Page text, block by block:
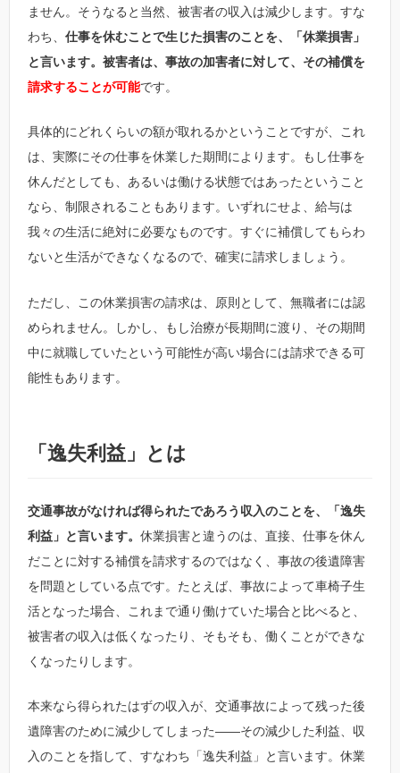
ません。そうなると当然、被害者の収入は減少します。すな
わち、 仕事を休むことで生じた損害のことを、「休業損害」
と言います。被害者は、事故の加害者に対して、その補償を
請求することが可能です。
具体的にどれくらいの額が取れるかということですが、これ
は、実際にその仕事を休業した期間によります。もし仕事を
休んだとしても、あるいは働ける状態ではあったということ
なら、制限されることもあります。いずれにせよ、給与は
我々の生活に絶対に必要なものです。すぐに補償してもらわ
ないと生活ができなくなるので、確実に請求しましょう。
ただし、この休業損害の請求は、原則として、無職者には認
められません。しかし、もし治療が長期間に渡り、その期間
中に就職していたという可能性が高い場合には請求できる可
能性もあります。
「逸失利益」とは
交通事故がなければ得られたであろう収入のことを、「逸失
利益」と言います。 休業損害と違うのは、直接、仕事を休ん
だことに対する補償を請求するのではなく、事故の後遺障害
を問題としている点です。たとえば、事故によって車椅子生
活となった場合、これまで通り働けていた場合と比べると、
被害者の収入は低くなったり、そもそも、働くことができな
くなったりします。
本来なら得られたはずの収入が、交通事故によって残った後
遺障害のために減少してしまった――その減少した利益、収
入のことを指して、すなわち「逸失利益」と言います。休業